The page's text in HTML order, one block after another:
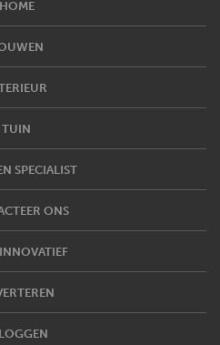
HOME
TUIN
SPECIALIST
ONS